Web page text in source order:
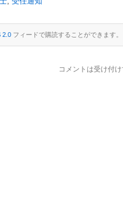
2.0 フィードで購読することができます
コメントは受け付け